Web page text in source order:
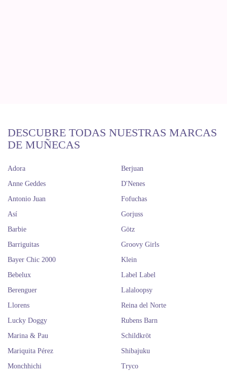
DESCUBRE TODAS NUESTRAS MARCAS
DE MUÑECAS
Adora
Anne Geddes
Antonio Juan
Así
Barbie
Barriguitas
Bayer Chic 2000
Bebelux
Berenguer
Berjuan
D'Nenes
Fofuchas
Gorjuss
Götz
Groovy Girls
Klein
Label Label
Lalaloopsy
Llorens
Lucky Doggy
Marina & Pau
Mariquita Pérez
Monchhichi
Reina del Norte
Rubens Barn
Schildkröt
Shibajuku
Tryco